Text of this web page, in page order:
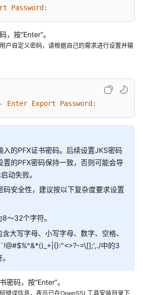
Password:
，按“Enter”。
户自定义密码，请根据自己的需求进行设置并输
Export Password:
入的PFX证书密码。后续设置JKS密码
置的PFX密码保持一致，否则可能会导
动失败。
码安全性，建议按以下复杂度要求设置
～32个字符。
大写字母、小写字母、数字、空格、
=\[];',./中的3
密码，按“Enter”。
错误信息，表示已在OpenSSL工具安装目录下